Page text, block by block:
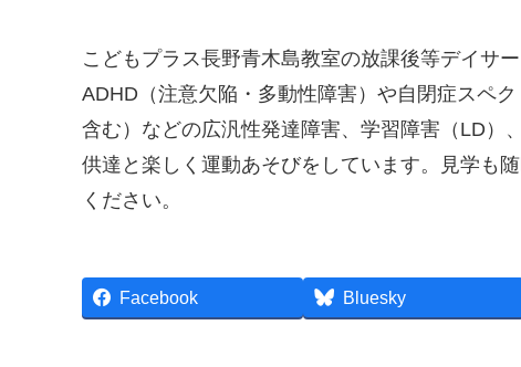
こどもプラス長野青木島教室の放課後等デイサ
ADHD（注意欠陥・多動性障害）や自閉症スペ
含む）などの広汎性発達障害、学習障害（LD）
供達と楽しく運動あそびをしています。見学も
ください。
Facebook Bluesky